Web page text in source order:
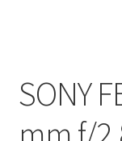
AZ Operadores /
SONY